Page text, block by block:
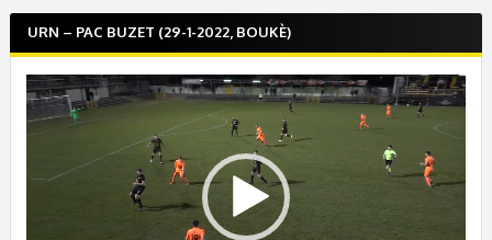
URN – PAC BUZET (29-1-2022, BOUKÈ)
Lecteur
vidéo